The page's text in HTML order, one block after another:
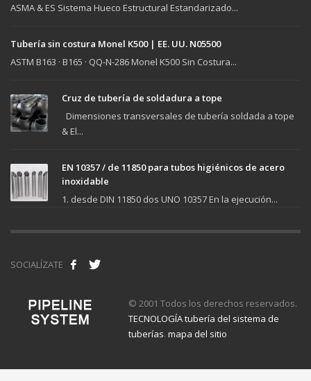
ASMA & ES Sistema Hueco Estructural Estandarizado...
Tubería sin costura Monel K500 | EE. UU. N05500
ASTM B163 · B165 · QQ-N-286 Monel K500 Sin Costura...
Cruz de tubería de soldadura a tope
Dimensiones transversales de tubería soldada a tope
& El...
EN 10357 / de 11850 para tubos higiénicos de acero
inoxidable
1. desde DIN 11850 dos UNO 10357 En la ejecución...
SOCIALÍZATE
© 2001 Todos los derechos reservados.
TECNOLOGÍA tubería del sistema de
tuberías. mapa del sitio